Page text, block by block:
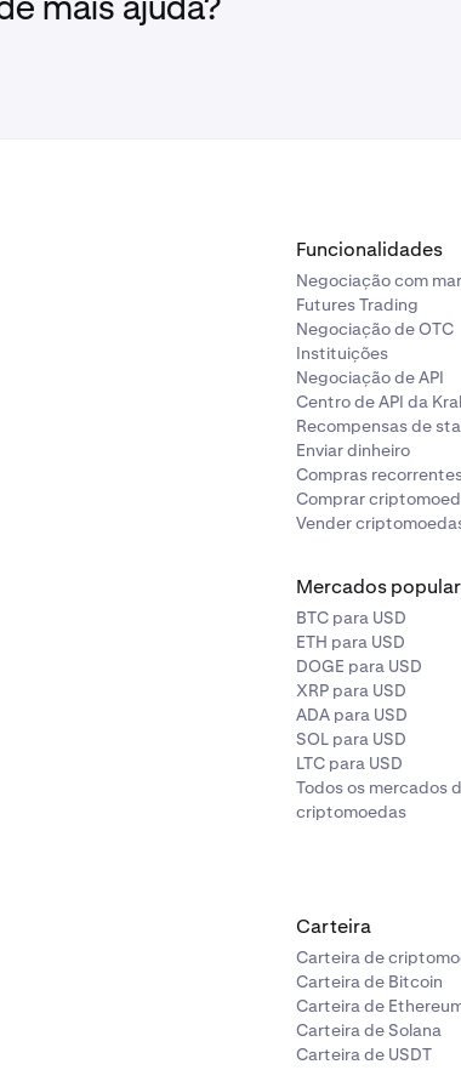
um tema pré-carregado do Kraken Desktop,
no canto superior direito.
e a aplicação será atualizada automaticamente.
de cada tema listado, verá uma pré-
Temas Personalizados, clique no botão Importar
o tema, clique no ícone de lápis sob o nome do
o tema, clique no ícone do caixote do lixo sob o
mais ajuda?
Funcionalidades
Negociação com
Futures Trading
Negociação de OTC
Instituições
Negociação de API
Centro de API da
Recompensas de
Enviar dinheiro
Compras
Comprar
Vender
Mercados
BTC para USD
ETH para USD
DOGE para USD
XRP para USD
ADA para USD
SOL para USD
LTC para USD
Todos os mercados
criptomoedas
Carteira
Carteira de
Carteira de Bitcoin
Carteira de
Carteira de Solana
Carteira de USDT